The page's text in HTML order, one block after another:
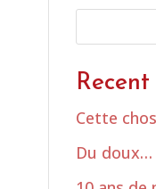
Recent
Cette
Du doux…